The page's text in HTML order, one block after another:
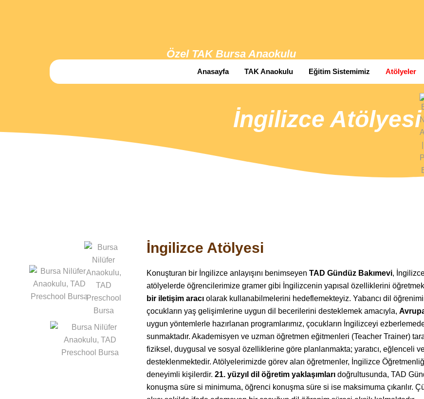
Özel TAK Bursa Anaokulu
Anasayfa TAK Anaokulu Eğitim Sistemimiz Atölyeler
İngilizce Atölyesi
İngilizce Atölyesi
Konuşturan bir İngilizce anlayışını benimseyen TAD Gündüz Bakımevi,
atölyelerde öğrencilerimize gramer gibi İngilizcenin yapısal özelliklerini
bir iletişim aracıolarak kullanabilmelerini hedeflemekteyiz. Yabancı dil
çocukların yaş gelişimlerine uygun dil becerilerini desteklemek amacıyla,
uygun yöntemlerle hazırlanan programlarımız, çocukların İngilizceyi
sunmaktadır. Akademisyen ve uzman öğretmen eğitmenleri (Teacher Trainer)
fiziksel, duygusal ve sosyal özelliklerine göre planlanmakta; yaratıcı, eğlenceli
desteklenmektedir. Atölyelerimizde görev alan öğretmenler, İngilizce
deneyimli kişilerdir. 21. yüzyıl dil öğretim yaklaşımlarıdoğrultusunda, TAD
konuşma süre si minimuma, öğrenci konuşma süre si ise maksimuma çıkarılır.